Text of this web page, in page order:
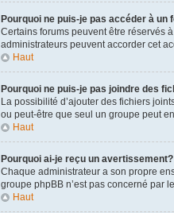
Pourquoi ne puis-je pas accéder à un
Certains forums peuvent être réservés
administrateurs peuvent accorder cet
Haut
Pourquoi ne puis-je pas joindre des
La possibilité d’ajouter des fichiers
ou peut-être que seul un groupe peut
Haut
Pourquoi ai-je reçu un avertissement?
Chaque administrateur a son propre
groupe phpBB n’est pas concerné par
Haut